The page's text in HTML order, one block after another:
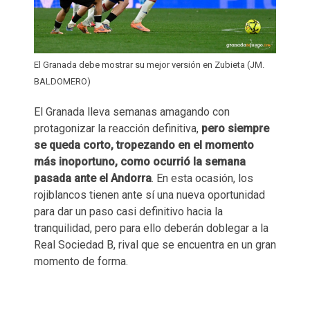
El Granada debe mostrar su mejor versión en Zubieta (JM.
BALDOMERO)
El Granada lleva semanas amagando con
protagonizar la reacción definitiva, pero siempre
se queda corto, tropezando en el momento
más inoportuno, como ocurrió la semana
pasada ante el Andorra. En esta ocasión, los
rojiblancos tienen ante sí una nueva oportunidad
para dar un paso casi definitivo hacia la
tranquilidad, pero para ello deberán doblegar a la
Real Sociedad B, rival que se encuentra en un gran
momento de forma.